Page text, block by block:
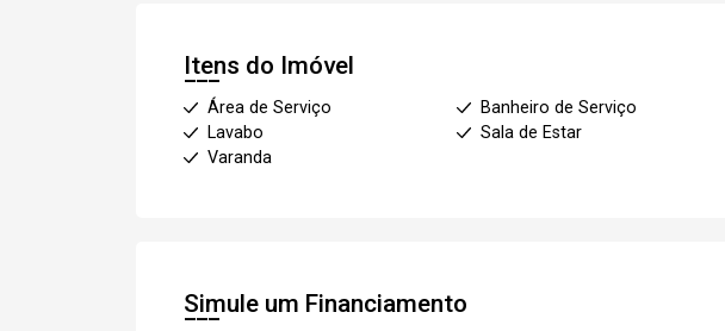
Itens do Imóvel
Área de Serviço Banheiro de Serviço
Lavabo
Sala de Estar
Varanda
Simule um Financiamento